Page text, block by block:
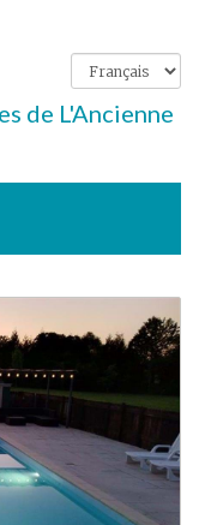
de L'Ancienne